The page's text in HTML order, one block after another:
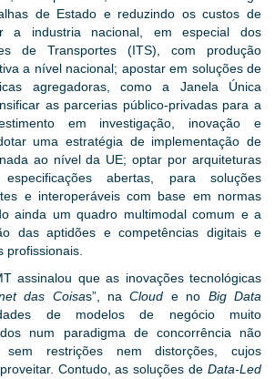
de Estado e reduzindo os custos de
a industria nacional, em especial dos
de Transportes (ITS), com produção
a nível nacional; apostar em soluções de
agregadoras, como a Janela Única
as parcerias público-privadas para a
em investigação, inovação e
uma estratégia de implementação de
ao nível da UE; optar por arquiteturas
abertas, para soluções
e interoperáveis com base em normas
ainda um quadro multimodal comum e a
das aptidões e competências digitais e
profissionais.
assinalou que as inovações tecnológicas
das Coisas”, naCloud e no Big Data
de modelos de negócio muito
num paradigma de concorrência não
sem restrições nem distorções, cujos
Contudo, as soluções de Data-Led